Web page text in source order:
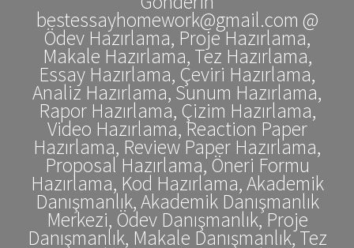
bestessayhomework@gmail.com @
Ödev Hazırlama, Proje Hazırlama,
Makale Hazırlama, Tez Hazırlama,
Essay Hazırlama, Çeviri Hazırlama,
Analiz Hazırlama, Sunum Hazırlama,
Rapor Hazırlama, Çizim Hazırlama,
Video Hazırlama, Reaction Paper
Hazırlama, Review Paper Hazırlama,
Proposal Hazırlama, Öneri Formu
Hazırlama, Kod Hazırlama, Akademik
Danışmanlık, Akademik Danışmanlık
Merkezi, Ödev Danışmanlık, Proje
Danışmanlık, Makale Danışmanlık, Tez